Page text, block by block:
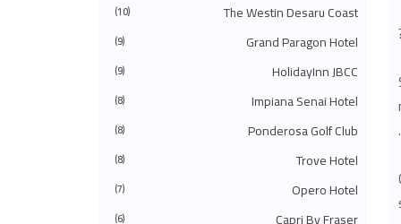
◄سبتمبر 2023 (51)
◄أغسطس 2023 (41)
◄يوليو 2023 (40)
◄يونيو 2023 (32)
◄أبريل 2023 (29)
◄مارس 2023 (86)
◄فبراير 2023 (42)
◄يناير 2023
◄
2022
(575)
◄ديسمبر 2022
The Westin Desaru Coast
(10)
Grand Paragon Hotel
(9)
HolidayInn JBCC
(9)
Impiana Senai Hotel
(8)
Ponderosa Golf Club
(8)
Trove Hotel
(8)
Opero Hotel
(7)
(6)